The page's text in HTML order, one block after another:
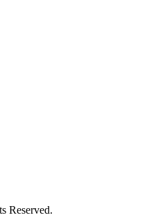
Reserved.